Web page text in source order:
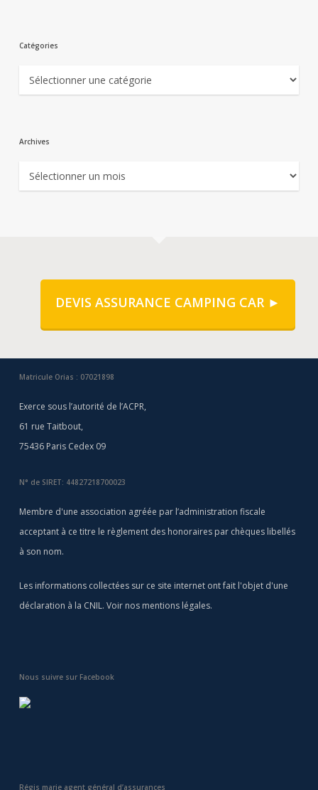
Catégories
Catégories
Archives
Archives
DEVIS ASSURANCE CAMPING CAR ►
Matricule Orias : 07021898
Exerce sous l’autorité de l’ACPR,
61 rue Taitbout,
75436 Paris Cedex 09
N° de SIRET: 44827218700023
Membre d'une association agréée par l’administration fiscale
acceptant à ce titre le règlement des honoraires par chèques libellés
à son nom.
Les informations collectées sur ce site internet ont fait l'objet d'une
déclaration à la CNIL. Voir nos mentions légales.
Nous suivre sur Facebook
Régis marie agent général d’assurances